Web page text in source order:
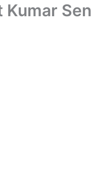
Kumar Sen